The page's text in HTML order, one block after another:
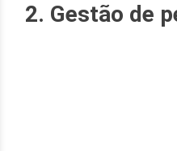
2. Gestão de